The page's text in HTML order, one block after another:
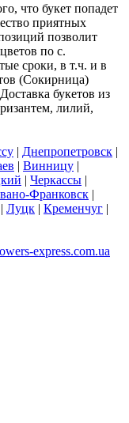
что букет попадет
приятных
позволит
по с.
сроки, в т.ч. и в
(Сокирница)
букетов из
лилий,
| Днепропетровск |
| Винницу |
| Черкассы |
Франковск |
| Луцк | Кременчуг |
express.com.ua